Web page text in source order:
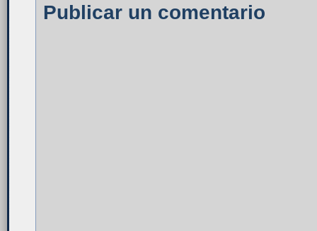
Publicar un comentario